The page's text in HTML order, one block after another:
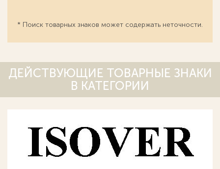
* Поиск товарных знаков может содержать неточности.
ДЕЙСТВУЮЩИЕ ТОВАРНЫЕ ЗНАКИ
В КАТЕГОРИИ